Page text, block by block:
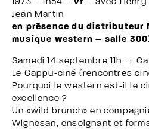
1973 – 1h54 – vf – avec Henry
Jean Martin
en présence du distributeur
musique western – salle
Samedi 14 septembre 11h →
Le Cappu-ciné (rencontres
Pourquoi le western est-il le
excellence ?
Un «wild brunch» en
Wignesan, enseignant et